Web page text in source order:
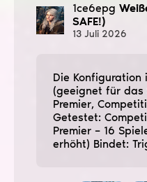
1ce6epg
SAFE!)
13 Juli 2026
Die
(geeignet für das
Premier,
Getestet:
Premier – 16
erhöht) Bindet: